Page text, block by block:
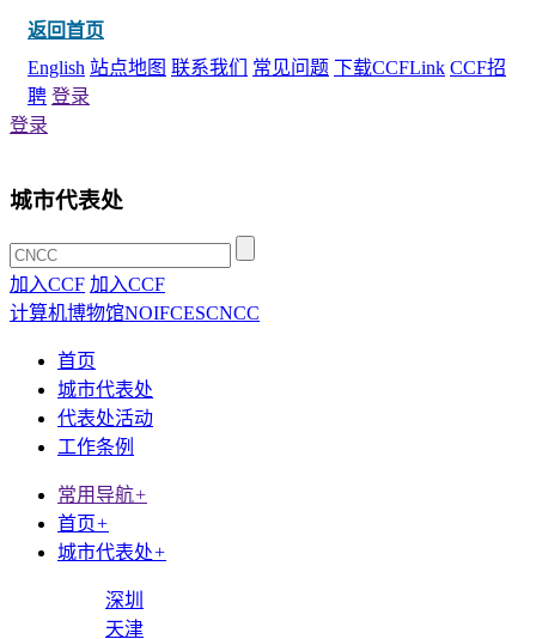
返回首页
English 站点地图 联系我们 常见问题 下载CCFLink CCF招
聘 登录
登录
城市代表处
加入CCF 加入CCF
计算机博物馆NOIFCESCNCC
首页
城市代表处
代表处活动
工作条例
常用导航+
首页+
城市代表处+
深圳
天津